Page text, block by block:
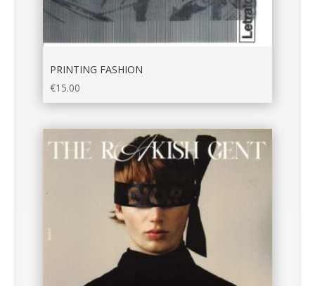
PRINTING FASHION
€15.00